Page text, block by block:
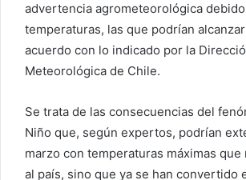
advertencia agrometeorológica debido
temperaturas, las que podrían
acuerdo con lo indicado por la
Meteorológica de Chile.
Se trata de las consecuencias del
Niño que, según expertos, podrían
marzo con temperaturas máximas que
al país, sino que ya se han convertido